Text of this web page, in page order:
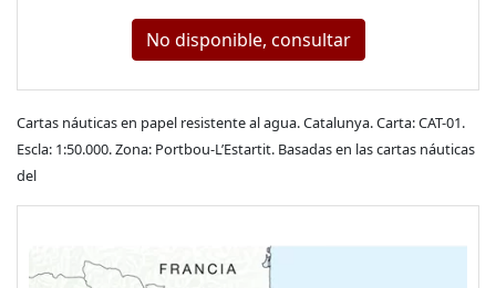
No disponible, consultar
Cartas náuticas en papel resistente al agua. Catalunya. Carta: CAT-01.
Escla: 1:50.000. Zona: Portbou-L’Estartit. Basadas en las cartas náuticas
del